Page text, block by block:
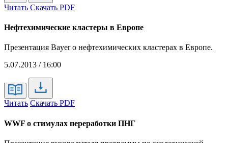
Читать Скачать PDF
Нефтехимические кластеры в Европе
Презентация Bayer о нефтехимических кластерах в Европе.
5.07.2013 / 16:00
Читать Скачать PDF
WWF о стимулах переработки ПНГ